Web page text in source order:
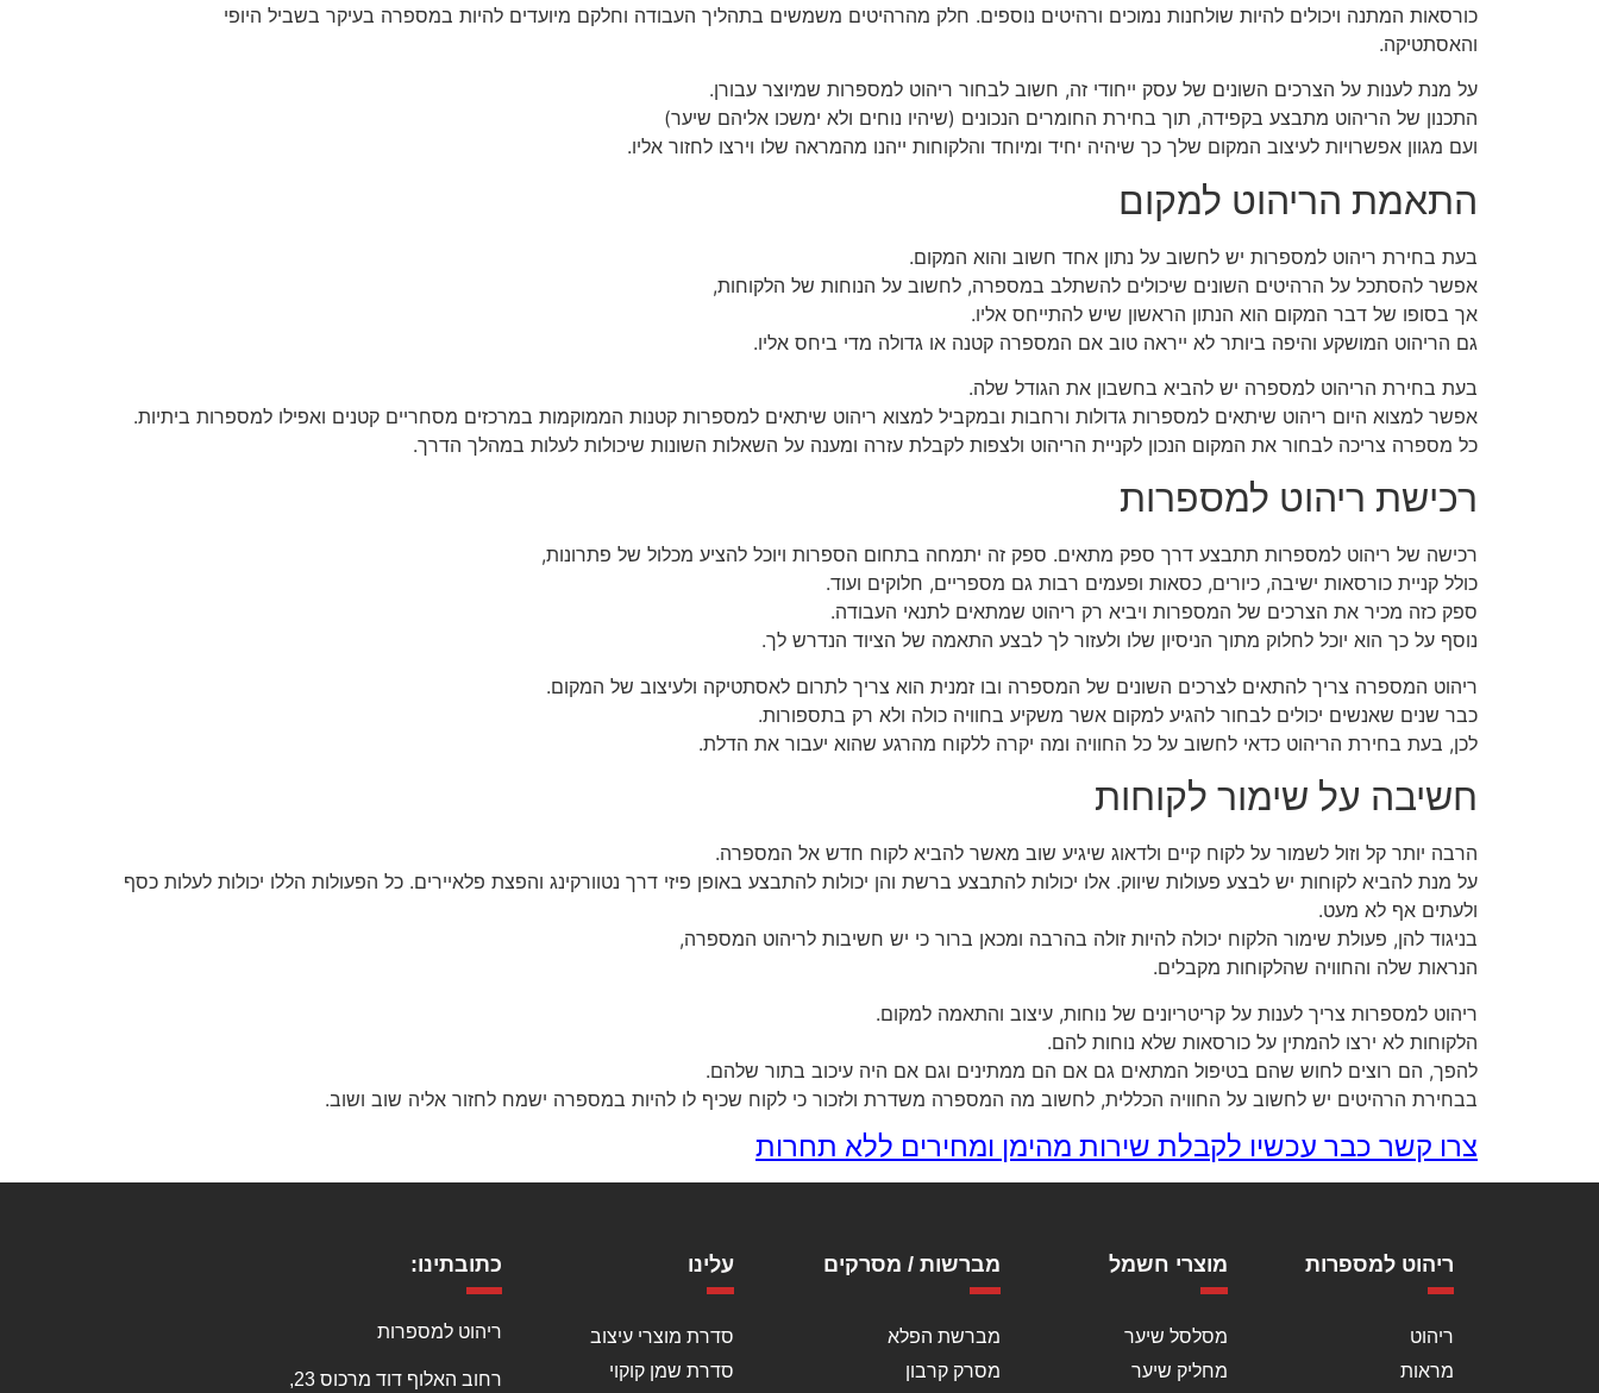
כורסאות המתנה ויכולים להיות שולחנות נמוכים ורהיטים נוספים. חלק מהרהיטים משמשים בתהליך העבודה וחלקם מיועדים להיות במספרה בעיקר בשביל היופי
והאסתטיקה.
על מנת לענות על הצרכים השונים של עסק ייחודי זה, חשוב לבחור ריהוט למספרות שמיוצר עבורן.
התכנון של הריהוט מתבצע בקפידה, תוך בחירת החומרים הנכונים (שיהיו נוחים ולא ימשכו אליהם שיער)
ועם מגוון אפשרויות לעיצוב המקום שלך כך שיהיה יחיד ומיוחד והלקוחות ייהנו מהמראה שלו וירצו לחזור אליו.
התאמת הריהוט למקום
בעת בחירת ריהוט למספרות יש לחשוב על נתון אחד חשוב והוא המקום.
אפשר להסתכל על הרהיטים השונים שיכולים להשתלב במספרה, לחשוב על הנוחות של הלקוחות,
אך בסופו של דבר המקום הוא הנתון הראשון שיש להתייחס אליו.
גם הריהוט המושקע והיפה ביותר לא ייראה טוב אם המספרה קטנה או גדולה מדי ביחס אליו.
בעת בחירת הריהוט למספרה יש להביא בחשבון את הגודל שלה.
אפשר למצוא היום ריהוט שיתאים למספרות גדולות ורחבות ובמקביל למצוא ריהוט שיתאים למספרות קטנות הממוקמות במרכזים מסחריים קטנים ואפילו למספרות ביתיות.
כל מספרה צריכה לבחור את המקום הנכון לקניית הריהוט ולצפות לקבלת עזרה ומענה על השאלות השונות שיכולות לעלות במהלך הדרך.
רכישת ריהוט למספרות
רכישה של ריהוט למספרות תתבצע דרך ספק מתאים. ספק זה יתמחה בתחום הספרות ויוכל להציע מכלול של פתרונות,
כולל קניית כורסאות ישיבה, כיורים, כסאות ופעמים רבות גם מספריים, חלוקים ועוד.
ספק כזה מכיר את הצרכים של המספרות ויביא רק ריהוט שמתאים לתנאי העבודה.
נוסף על כך הוא יוכל לחלוק מתוך הניסיון שלו ולעזור לך לבצע התאמה של הציוד הנדרש לך.
ריהוט המספרה צריך להתאים לצרכים השונים של המספרה ובו זמנית הוא צריך לתרום לאסתטיקה ולעיצוב של המקום.
כבר שנים שאנשים יכולים לבחור להגיע למקום אשר משקיע בחוויה כולה ולא רק בתספורות.
לכן, בעת בחירת הריהוט כדאי לחשוב על כל החוויה ומה יקרה ללקוח מהרגע שהוא יעבור את הדלת.
חשיבה על שימור לקוחות
הרבה יותר קל וזול לשמור על לקוח קיים ולדאוג שיגיע שוב מאשר להביא לקוח חדש אל המספרה.
על מנת להביא לקוחות יש לבצע פעולות שיווק. אלו יכולות להתבצע ברשת והן יכולות להתבצע באופן פיזי דרך נטוורקינג והפצת פלאיירים. כל הפעולות הללו יכולות לעלות כסף
ולעתים אף לא מעט.
בניגוד להן, פעולת שימור הלקוח יכולה להיות זולה בהרבה ומכאן ברור כי יש חשיבות לריהוט המספרה,
הנראות שלה והחוויה שהלקוחות מקבלים.
ריהוט למספרות צריך לענות על קריטריונים של נוחות, עיצוב והתאמה למקום.
הלקוחות לא ירצו להמתין על כורסאות שלא נוחות להם.
להפך, הם רוצים לחוש שהם בטיפול המתאים גם אם הם ממתינים וגם אם היה עיכוב בתור שלהם.
בבחירת הרהיטים יש לחשוב על החוויה הכללית, לחשוב מה המספרה משדרת ולזכור כי לקוח שכיף לו להיות במספרה ישמח לחזור אליה שוב ושוב.
צרו קשר כבר עכשיו לקבלת שירות מהימן ומחירים ללא תחרות
ריהוט למספרות
ריהוט
מראות
מוצרי חשמל
מסלסל שיער
מחליק שיער
מברשות / מסרקים
מברשת הפלא
מסרק קרבון
עלינו
סדרת מוצרי עיצוב
סדרת שמן קוקוי
כתובתינו:
ריהוט למספרות
רחוב האלוף דוד מרכוס 23,